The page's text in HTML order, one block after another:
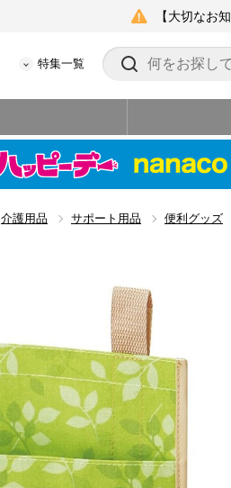
【大切なお
特集一覧
介護用品 サポート用品 便利グッズ